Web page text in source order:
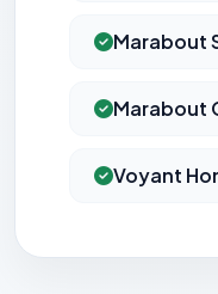
Marabout
Marabout
Voyant